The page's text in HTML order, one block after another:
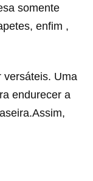
somente
enfim ,
versáteis. Uma
endurecer a